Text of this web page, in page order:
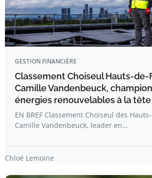
GESTION FINANCIÈRE
Classement Choiseul Hauts-de-
Camille Vandenbeuck,
énergies renouvelables à la tête
EN BREF Classement Choiseul des
Camille Vandenbeuck, leader en…
Chloé Lemoine